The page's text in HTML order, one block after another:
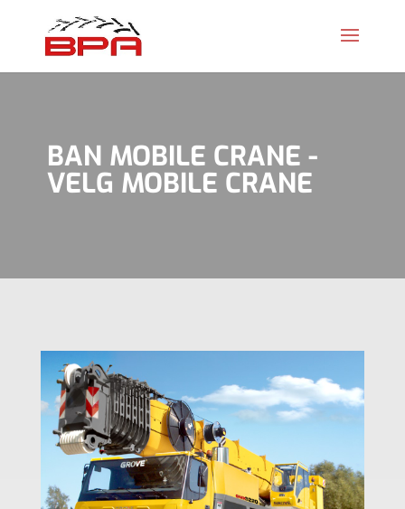
BAN MOBILE CRANE -
VELG MOBILE CRANE